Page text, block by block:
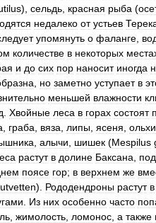
), сельдь красная рыба (
недалеко от устьев
упомянуть о фаланге
количестве в некоторых
и до сих пор наносит иногда
но заметно уступает в
меньшей влажности
Хвойные леса в горах состоят
граба вяза липы ясеня ольхи
алычи шишек (Mespilus
растут в долине Баксана под
поясе гор; в верхнем же
). Рододендроны растут в
Из них особенно часто
жимолость ломонос а также